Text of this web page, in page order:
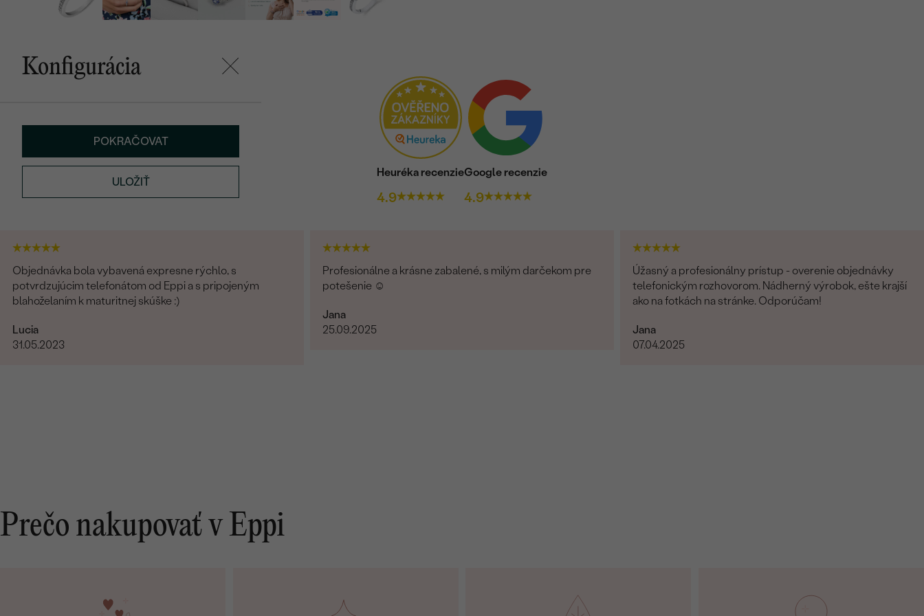
Konfigurácia
POKRAČOVAT
ULOŽIŤ
Heuréka recenzie
4.9
Google recenzie
4.9
Objednávka bola vybavená expresne rýchlo, s
potvrdzujúcim telefonátom od Eppi a s pripojeným
blahoželaním k maturitnej skúške :)
Lucia
31.05.2023
Profesionálne a krásne zabalené, s milým darčekom pre
potešenie ☺️
Jana
25.09.2025
Úžasný a profesionálny prístup - overenie objednávky
telefonickým rozhovorom. Nádherný výrobok, ešte krajší
ako na fotkách na stránke. Odporúčam!
Jana
07.04.2025
Prečo nakupovať v Eppi